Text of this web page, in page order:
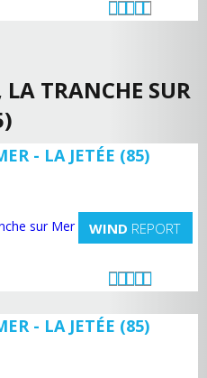
LA TRANCHE SUR
- LA JETÉE (85)
WIND REPORT
- LA JETÉE (85)